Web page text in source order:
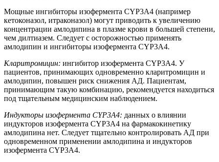
Мощные ингибиторы изофермента CYP3A4 (например
кетоконазол, итраконазол) могут приводить к увеличению
концентрации амлодипина в плазме крови в большей степени,
чем дилтиазем. Следует с осторожностью применять
амлодипин и ингибиторы изофермента CYP3A4.
Кларитромицин: ингибитор изофермента CYP3A4. У
пациентов, принимающих одновременно кларитромицин и
амлодипин, повышен риск снижения АД. Пациентам,
принимающим такую комбинацию, рекомендуется находиться
под тщательным медицинским наблюдением.
Индукторы изофермента CYP3A4: данных о влиянии
индукторов изофермента CYP3A4 на фармакокинетику
амлодипина нет. Следует тщательно контролировать АД при
одновременном применении амлодипина и индукторов
изофермента CYP3A4.